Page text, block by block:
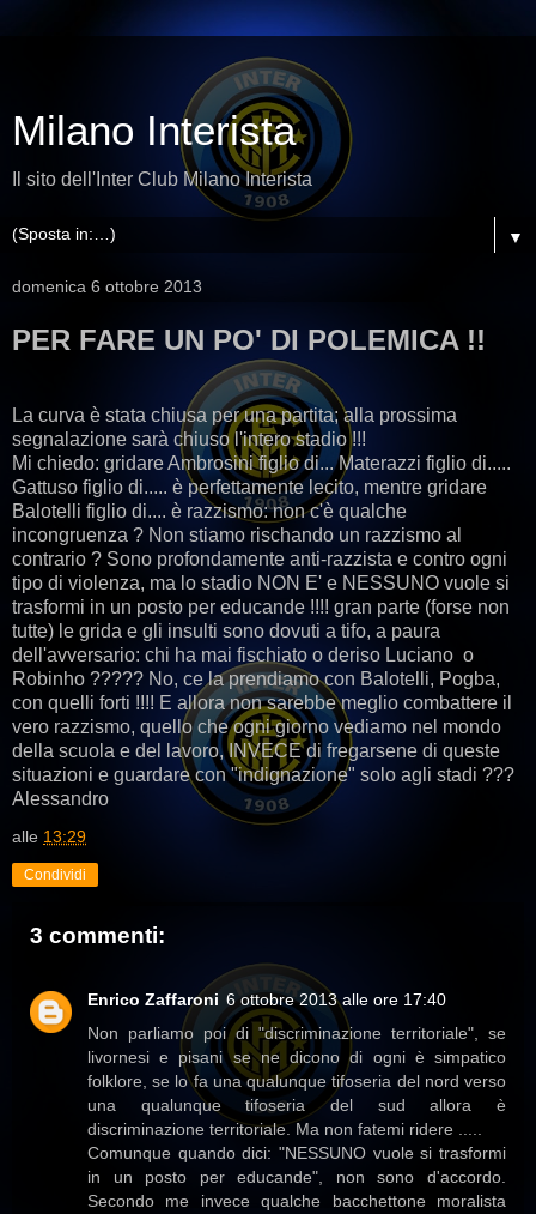
Milano Interista
Il sito dell'Inter Club Milano Interista
▼
domenica 6 ottobre 2013
PER FARE UN PO' DI POLEMICA !!
La curva è stata chiusa per una partita; alla prossima
segnalazione sarà chiuso l'intero stadio !!!
Mi chiedo: gridare Ambrosini figlio di... Materazzi figlio di.....
Gattuso figlio di..... è perfettamente lecito, mentre gridare
Balotelli figlio di.... è razzismo: non c'è qualche
incongruenza ? Non stiamo rischando un razzismo al
contrario ? Sono profondamente anti-razzista e contro ogni
tipo di violenza, ma lo stadio NON E' e NESSUNO vuole si
trasformi in un posto per educande !!!! gran parte (forse non
tutte) le grida e gli insulti sono dovuti a tifo, a paura
dell'avversario: chi ha mai fischiato o deriso Luciano o
Robinho ????? No, ce la prendiamo con Balotelli, Pogba,
con quelli forti !!!! E allora non sarebbe meglio combattere il
vero razzismo, quello che ogni giorno vediamo nel mondo
della scuola e del lavoro, INVECE di fregarsene di queste
situazioni e guardare con "indignazione" solo agli stadi ???
Alessandro
alle 13:29
Condividi
3 commenti:
Enrico Zaffaroni 6 ottobre 2013 alle ore 17:40
Non parliamo poi di "discriminazione territoriale", se
livornesi e pisani se ne dicono di ogni è simpatico
folklore, se lo fa una qualunque tifoseria del nord verso
una qualunque tifoseria del sud allora è
discriminazione territoriale. Ma non fatemi ridere .....
Comunque quando dici: "NESSUNO vuole si trasformi
in un posto per educande", non sono d'accordo.
Secondo me invece qualche bacchettone moralista